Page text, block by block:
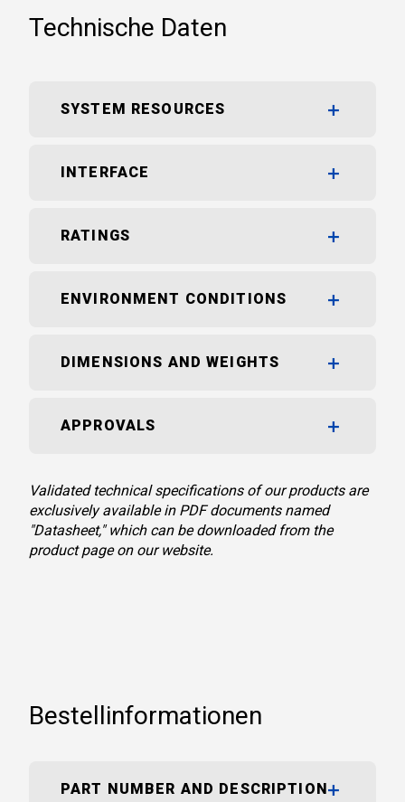
Technische Daten
SYSTEM RESOURCES
INTERFACE
RATINGS
ENVIRONMENT CONDITIONS
DIMENSIONS AND WEIGHTS
APPROVALS
Validated technical specifications of our products are
exclusively available in PDF documents named
"Datasheet," which can be downloaded from the
product page on our website.
Bestellinformationen
PART NUMBER AND DESCRIPTION